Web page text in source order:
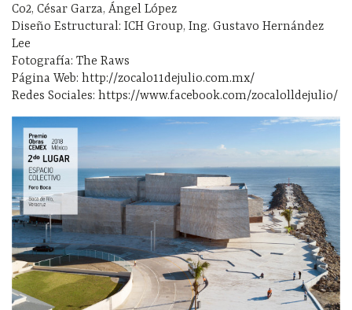
Co2, César Garza, Ángel López
Diseño Estructural: ICH Group, Ing. Gustavo Hernández
Lee
Fotografía: The Raws
Página Web: http://zocalo11dejulio.com.mx/
Redes Sociales: https://www.facebook.com/zocalolldejulio/